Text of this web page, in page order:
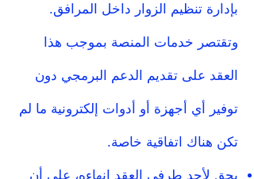
بإدارة تنظيم الزوار داخل المرافق.
وتقتصر خدمات المنصة بموجب هذا
العقد على تقديم الدعم البرمجي دون
توفير أي أجهزة أو أدوات إلكترونية ما لم
تكن هناك اتفاقية خاصة.
يحق لأحد طرفي العقد إنهاءه، على أن